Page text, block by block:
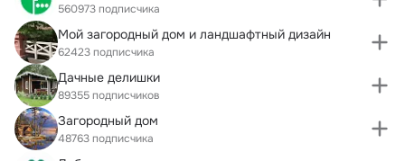
560973 подписчика
Мой загородный дом и ландшафтный дизайн
62423 подписчика
Дачные делишки
89355 подписчиков
Загородный дом
48763 подписчика